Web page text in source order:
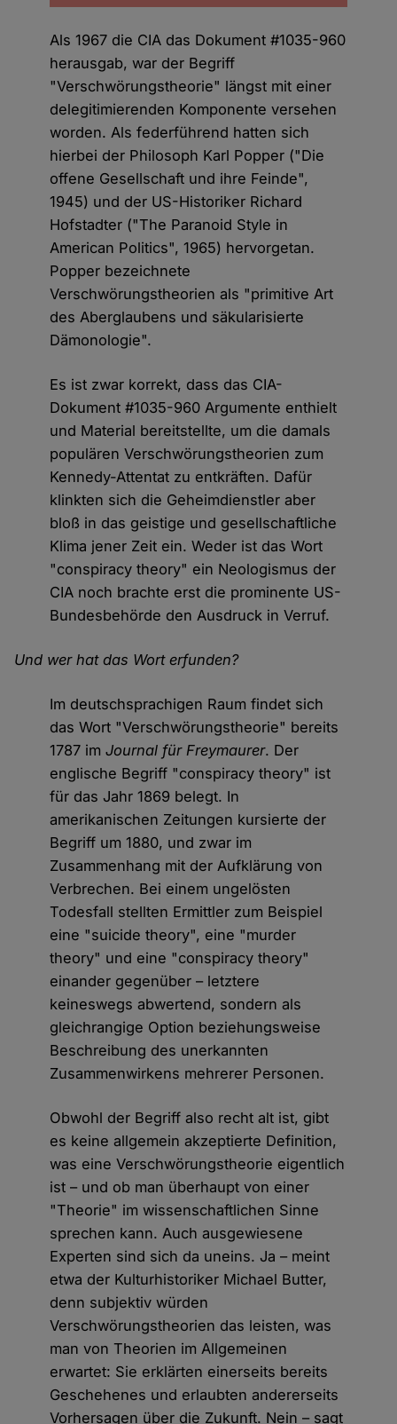
Als 1967 die CIA das Dokument #1035-960
herausgab, war der Begriff
"Verschwörungstheorie" längst mit einer
delegitimierenden Komponente versehen
worden. Als federführend hatten sich
hierbei der Philosoph Karl Popper ("Die
offene Gesellschaft und ihre Feinde",
1945) und der US-Historiker Richard
Hofstadter ("The Paranoid Style in
American Politics", 1965) hervorgetan.
Popper bezeichnete
Verschwörungstheorien als "primitive Art
des Aberglaubens und säkularisierte
Dämonologie".
Es ist zwar korrekt, dass das CIA-
Dokument #1035-960 Argumente enthielt
und Material bereitstellte, um die damals
populären Verschwörungstheorien zum
Kennedy-Attentat zu entkräften. Dafür
klinkten sich die Geheimdienstler aber
bloß in das geistige und gesellschaftliche
Klima jener Zeit ein. Weder ist das Wort
"conspiracy theory" ein Neologismus der
CIA noch brachte erst die prominente US-
Bundesbehörde den Ausdruck in Verruf.
Und wer hat das Wort erfunden?
Im deutschsprachigen Raum findet sich
das Wort "Verschwörungstheorie" bereits
1787 imJournal für Freymaurer. Der
englische Begriff "conspiracy theory" ist
für das Jahr 1869 belegt. In
amerikanischen Zeitungen kursierte der
Begriff um 1880, und zwar im
Zusammenhang mit der Aufklärung von
Verbrechen. Bei einem ungelösten
Todesfall stellten Ermittler zum Beispiel
eine "suicide theory", eine "murder
theory" und eine "conspiracy theory"
einander gegenüber – letztere
keineswegs abwertend, sondern als
gleichrangige Option beziehungsweise
Beschreibung des unerkannten
Zusammenwirkens mehrerer Personen.
Obwohl der Begriff also recht alt ist, gibt
es keine allgemein akzeptierte Definition,
was eine Verschwörungstheorie eigentlich
ist – und ob man überhaupt von einer
"Theorie" im wissenschaftlichen Sinne
sprechen kann. Auch ausgewiesene
Experten sind sich da uneins. Ja – meint
etwa der Kulturhistoriker Michael Butter,
denn subjektiv würden
Verschwörungstheorien das leisten, was
man von Theorien im Allgemeinen
erwartet: Sie erklärten einerseits bereits
Geschehenes und erlaubten andererseits
Vorhersagen über die Zukunft. Nein – sagt